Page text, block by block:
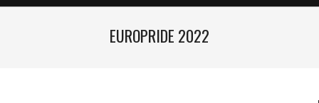
EUROPRIDE 2022